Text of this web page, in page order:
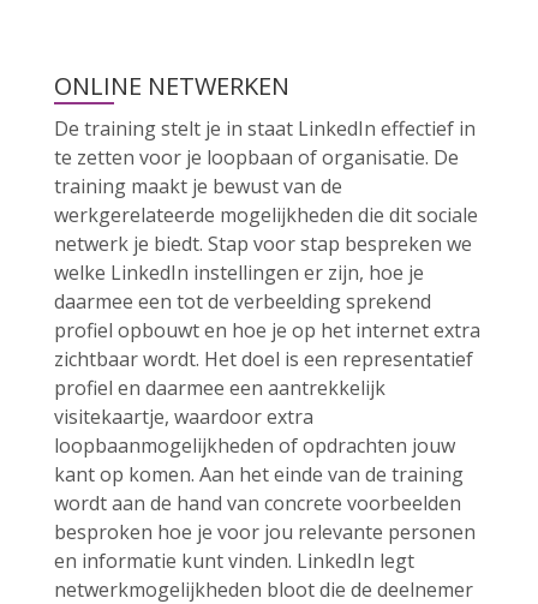
ONLINE NETWERKEN
De training stelt je in staat LinkedIn effectief in
te zetten voor je loopbaan of organisatie. De
training maakt je bewust van de
werkgerelateerde mogelijkheden die dit sociale
netwerk je biedt. Stap voor stap bespreken we
welke LinkedIn instellingen er zijn, hoe je
daarmee een tot de verbeelding sprekend
profiel opbouwt en hoe je op het internet extra
zichtbaar wordt. Het doel is een representatief
profiel en daarmee een aantrekkelijk
visitekaartje, waardoor extra
loopbaanmogelijkheden of opdrachten jouw
kant op komen. Aan het einde van de training
wordt aan de hand van concrete voorbeelden
besproken hoe je voor jou relevante personen
en informatie kunt vinden. LinkedIn legt
netwerkmogelijkheden bloot die de deelnemer